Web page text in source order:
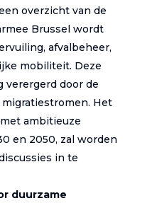
overzicht van de
Brussel wordt
afvalbeheer,
mobiliteit. Deze
verergerd door de
Het
ambitieuze
en 2050, zal worden
in te
duurzame